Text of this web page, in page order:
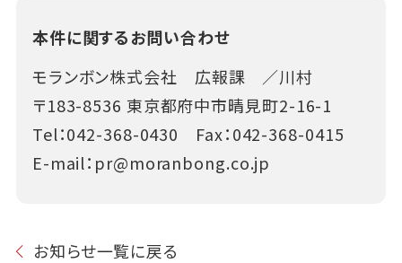
本件に関するお問い合わせ
モランボン株式会社 広報課 ／川村
〒183-8536 東京都府中市晴見町2-16-1
Tel：042-368-0430 Fax：042-368-0415
E-mail： pr@moranbong.co.jp
お知らせ一覧に戻る